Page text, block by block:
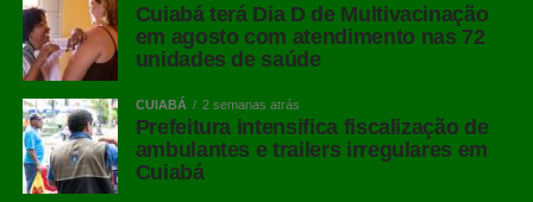
Cuiabá terá Dia D de Multivacinação
em agosto com atendimento nas 72
unidades de saúde
CUIABÁ 2 semanas atrás
Prefeitura intensifica fiscalização de
ambulantes e trailers irregulares em
Cuiabá